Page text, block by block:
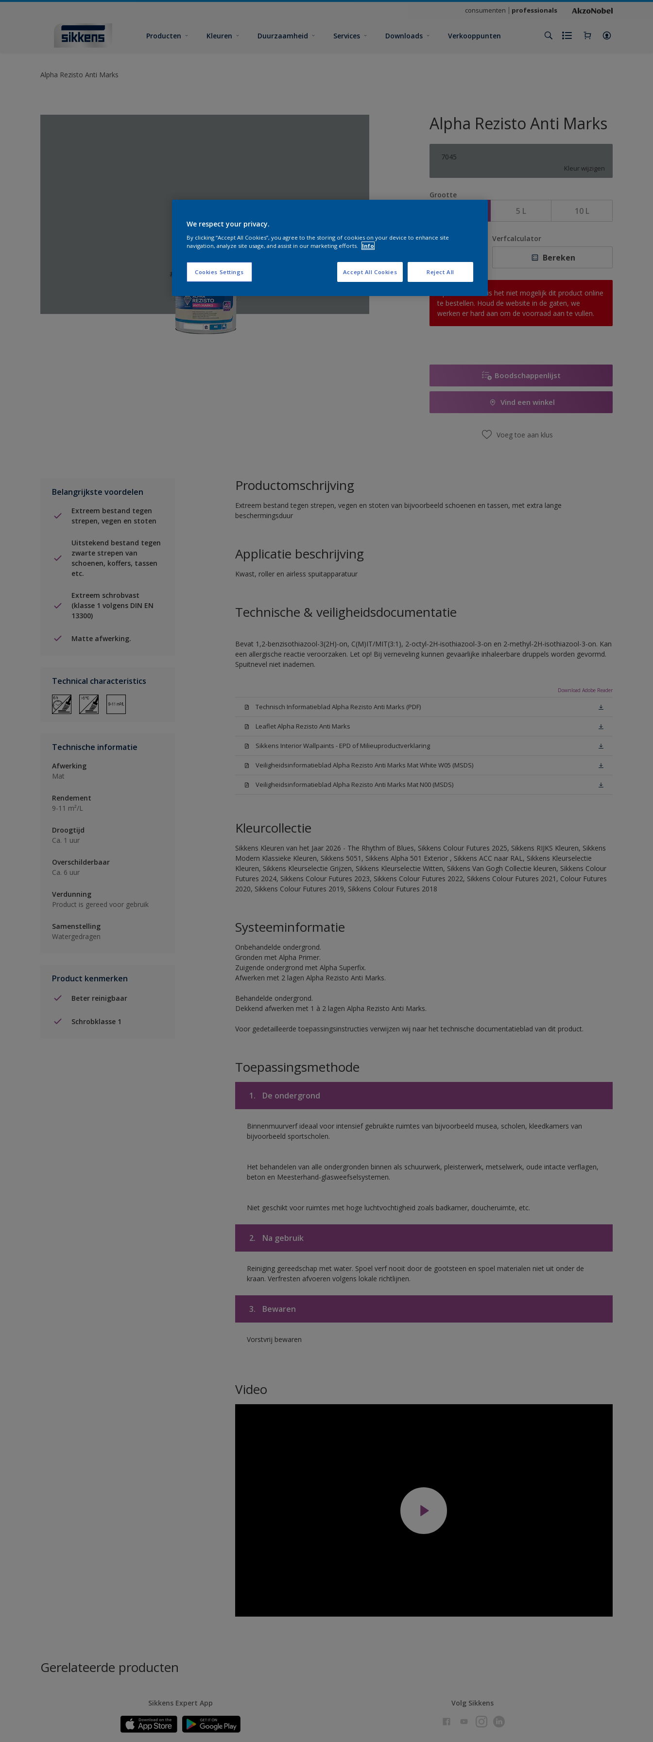
consumenten professionals
Producten Kleuren Duurzaamheid Services Downloads Verkooppunten
Alpha Rezisto Anti Marks
Alpha Rezisto Anti Marks
7045
Kleur wijzigen
Grootte
5 L 10 L
Aantal Verfcalculator
Bereken
Op dit moment is het niet mogelijk dit product online
te bestellen. Houd de website in de gaten, we
werken er hard aan om de voorraad aan te vullen.
Boodschappenlijst
Vind een winkel
Voeg toe aan klus
Belangrijkste voordelen
Extreem bestand tegen
strepen, vegen en stoten
Uitstekend bestand tegen
zwarte strepen van
schoenen, koffers, tassen
etc.
Extreem schrobvast
(klasse 1 volgens DIN EN
13300)
Matte afwerking.
Technical characteristics
Technische informatie
Afwerking
Mat
Rendement
9-11 m²/L
Droogtijd
Ca. 1 uur
Overschilderbaar
Ca. 6 uur
Verdunning
Product is gereed voor gebruik
Samenstelling
Watergedragen
Product kenmerken
Beter reinigbaar
Schrobklasse 1
Productomschrijving
Extreem bestand tegen strepen, vegen en stoten van bijvoorbeeld schoenen en tassen, met extra lange
beschermingsduur
Applicatie beschrijving
Kwast, roller en airless spuitapparatuur
Technische & veiligheidsdocumentatie
Bevat 1,2-benzisothiazool-3(2H)-on, C(M)IT/MIT(3:1), 2-octyl-2H-isothiazool-3-on en 2-methyl-2H-isothiazool-3-on. Kan
een allergische reactie veroorzaken. Let op! Bij verneveling kunnen gevaarlijke inhaleerbare druppels worden gevormd.
Spuitnevel niet inademen.
Download Adobe Reader
Technisch Informatieblad Alpha Rezisto Anti Marks (PDF)
Leaflet Alpha Rezisto Anti Marks
Sikkens Interior Wallpaints - EPD of Milieuproductverklaring
Veiligheidsinformatieblad Alpha Rezisto Anti Marks Mat White W05 (MSDS)
Veiligheidsinformatieblad Alpha Rezisto Anti Marks Mat N00 (MSDS)
Kleurcollectie
Sikkens Kleuren van het Jaar 2026 - The Rhythm of Blues, Sikkens Colour Futures 2025, Sikkens RIJKS Kleuren, Sikkens
Modern Klassieke Kleuren, Sikkens 5051, Sikkens Alpha 501 Exterior , Sikkens ACC naar RAL, Sikkens Kleurselectie
Kleuren, Sikkens Kleurselectie Grijzen, Sikkens Kleurselectie Witten, Sikkens Van Gogh Collectie kleuren, Sikkens Colour
Futures 2024, Sikkens Colour Futures 2023, Sikkens Colour Futures 2022, Sikkens Colour Futures 2021, Colour Futures
2020, Sikkens Colour Futures 2019, Sikkens Colour Futures 2018
Systeeminformatie
Onbehandelde ondergrond.
Gronden met Alpha Primer.
Zuigende ondergrond met Alpha Superfix.
Afwerken met 2 lagen Alpha Rezisto Anti Marks.
Behandelde ondergrond.
Dekkend afwerken met 1 à 2 lagen Alpha Rezisto Anti Marks.
Voor gedetailleerde toepassingsinstructies verwijzen wij naar het technische documentatieblad van dit product.
Toepassingsmethode
1. De ondergrond
Binnenmuurverf ideaal voor intensief gebruikte ruimtes van bijvoorbeeld musea, scholen, kleedkamers van
bijvoorbeeld sportscholen.
Het behandelen van alle ondergronden binnen als schuurwerk, pleisterwerk, metselwerk, oude intacte verflagen,
beton en Meesterhand-glasweefselsystemen.
Niet geschikt voor ruimtes met hoge luchtvochtigheid zoals badkamer, doucheruimte, etc.
2. Na gebruik
Reiniging gereedschap met water. Spoel verf nooit door de gootsteen en spoel materialen niet uit onder de
kraan. Verfresten afvoeren volgens lokale richtlijnen.
3. Bewaren
Vorstvrij bewaren
Video
Gerelateerde producten
Sikkens Expert App Volg Sikkens
We respect your privacy.
By clicking “Accept All Cookies”, you agree to the storing of cookies on your device to enhance site
navigation, analyze site usage, and assist in our marketing efforts.
Info
Cookies Settings Reject All
Accept All Cookies